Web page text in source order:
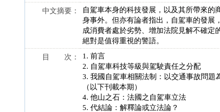
中文摘要：
自駕車本身的科技發展，以及其所帶來
身事外。但亦有論者指出，自駕車的發展
成消費者處於劣勢、增加法院見解不確定
絕對是值得重視的警語。
目 次：
1. 前言
2. 自駕車科技等級與駕駛責任之分配
3. 我國自駕車相關法制：以交通事故問題
（以下刊載本期）
4. 他山之石：法國之自駕車立法
5. 代結論：解釋論或立法論？